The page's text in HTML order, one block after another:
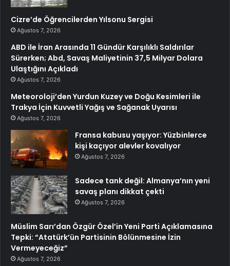
Cizre’de Öğrencilerden Yılsonu Sergisi
Ağustos 7, 2026
ABD ile İran Arasında 11 Gündür Karşılıklı Saldırılar
Sürerken; Abd, Savaş Maliyetinin 37,5 Milyar Dolara
Ulaştığını Açıkladı
Ağustos 7, 2026
Meteoroloji’den Yurdun Kuzey ve Doğu Kesimleri ile
Trakya İçin Kuvvetli Yağış ve Sağanak Uyarısı
Ağustos 7, 2026
Fransa kabusu yaşıyor: Yüzbinlerce
kişi kaçıyor alevler kovalıyor
Ağustos 7, 2026
Sadece tank değil: Almanya’nın yeni
savaş planı dikkat çekti
Ağustos 7, 2026
Müslim Sarı’dan Özgür Özel’in Yeni Parti Açıklamasına
Tepki: “Atatürk’ün Partisinin Bölünmesine İzin
Vermeyeceğiz”
Ağustos 7, 2026